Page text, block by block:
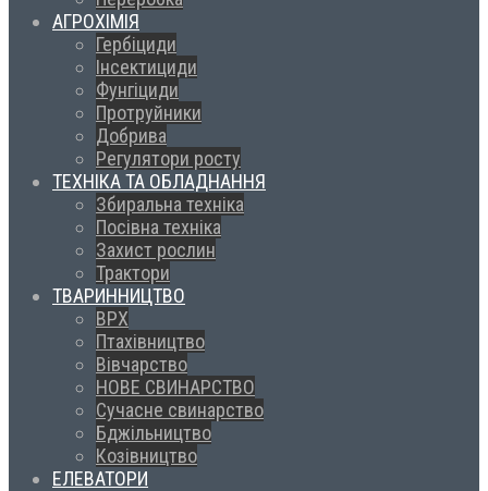
АГРОХІМІЯ
Гербіциди
Інсектициди
Фунгіциди
Протруйники
Добрива
Регулятори росту
ТЕХНІКА ТА ОБЛАДНАННЯ
Збиральна техніка
Посівна техніка
Захист рослин
Трактори
ТВАРИННИЦТВО
ВРХ
Птахівництво
Вівчарство
НОВЕ СВИНАРСТВО
Сучасне свинарство
Бджільництво
Козівництво
ЕЛЕВАТОРИ